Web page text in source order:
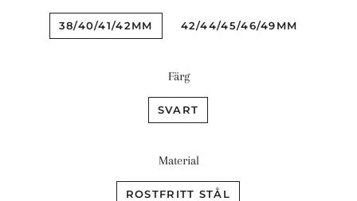
38/40/41/42MM 42/44/45/46/49MM
Färg
SVART
Material
ROSTFRITT STÅL